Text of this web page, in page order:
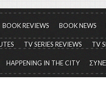
BOOK REVIEWS BOOK NEWS
TV SERIES REVIEWS TV
HAPPENING IN THE CITY